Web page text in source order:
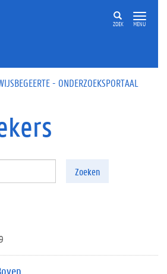
ZOEK MENU
- ONDERZOEKSPORTAAL
Zoeken